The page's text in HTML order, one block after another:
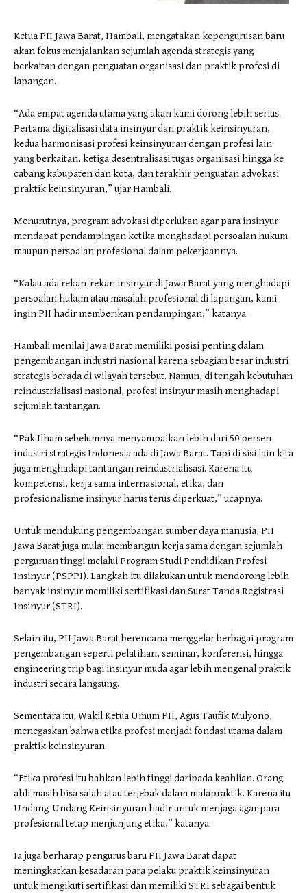
Ketua PII Jawa Barat, Hambali, mengatakan kepengurusan baru
akan fokus menjalankan sejumlah agenda strategis yang
berkaitan dengan penguatan organisasi dan praktik profesi di
lapangan.
“Ada empat agenda utama yang akan kami dorong lebih serius.
Pertama digitalisasi data insinyur dan praktik keinsinyuran,
kedua harmonisasi profesi keinsinyuran dengan profesi lain
yang berkaitan, ketiga desentralisasi tugas organisasi hingga ke
cabang kabupaten dan kota, dan terakhir penguatan advokasi
praktik keinsinyuran,” ujar Hambali.
Menurutnya, program advokasi diperlukan agar para insinyur
mendapat pendampingan ketika menghadapi persoalan hukum
maupun persoalan profesional dalam pekerjaannya.
“Kalau ada rekan-rekan insinyur di Jawa Barat yang menghadapi
persoalan hukum atau masalah profesional di lapangan, kami
ingin PII hadir memberikan pendampingan,” katanya.
Hambali menilai Jawa Barat memiliki posisi penting dalam
pengembangan industri nasional karena sebagian besar industri
strategis berada di wilayah tersebut. Namun, di tengah kebutuhan
reindustrialisasi nasional, profesi insinyur masih menghadapi
sejumlah tantangan.
“Pak Ilham sebelumnya menyampaikan lebih dari 50 persen
industri strategis Indonesia ada di Jawa Barat. Tapi di sisi lain kita
juga menghadapi tantangan reindustrialisasi. Karena itu
kompetensi, kerja sama internasional, etika, dan
profesionalisme insinyur harus terus diperkuat,” ucapnya.
Untuk mendukung pengembangan sumber daya manusia, PII
Jawa Barat juga mulai membangun kerja sama dengan sejumlah
perguruan tinggi melalui Program Studi Pendidikan Profesi
Insinyur (PSPPI). Langkah itu dilakukan untuk mendorong lebih
banyak insinyur memiliki sertifikasi dan Surat Tanda Registrasi
Insinyur (STRI).
Selain itu, PII Jawa Barat berencana menggelar berbagai program
pengembangan seperti pelatihan, seminar, konferensi, hingga
engineering trip bagi insinyur muda agar lebih mengenal praktik
industri secara langsung.
Sementara itu, Wakil Ketua Umum PII, Agus Taufik Mulyono,
menegaskan bahwa etika profesi menjadi fondasi utama dalam
praktik keinsinyuran.
“Etika profesi itu bahkan lebih tinggi daripada keahlian. Orang
ahli masih bisa salah atau terjebak dalam malapraktik. Karena itu
Undang-Undang Keinsinyuran hadir untuk menjaga agar para
profesional tetap menjunjung etika,” katanya.
Ia juga berharap pengurus baru PII Jawa Barat dapat
meningkatkan kesadaran para pelaku praktik keinsinyuran
untuk mengikuti sertifikasi dan memiliki STRI sebagai bentuk